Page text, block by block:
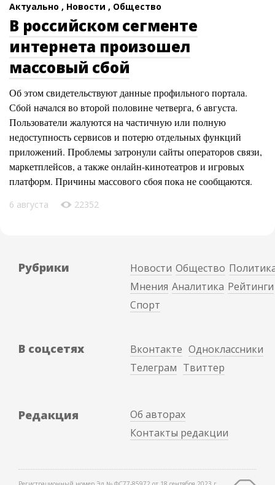
Актуально , Новости , Общество
В российском сегменте
интернета произошел
массовый сбой
Об этом свидетельствуют данные профильного портала.
Сбой начался во второй половине четверга, 6 августа.
Пользователи жалуются на частичную или полную
недоступность сервисов и потерю отдельных функций
приложений. Проблемы затронули сайты операторов связи,
маркетплейсов, а также онлайн-кинотеатров и игровых
платформ. Причины массового сбоя пока не сообщаются.
6 августа 22352
Рубрики Новости Общество
Мнения Аналитика Рейтинги
Спорт
В соцсетях Вконтакте Одноклассники
Телеграм Твиттер
Редакция
Об авторах
Контакты редакции